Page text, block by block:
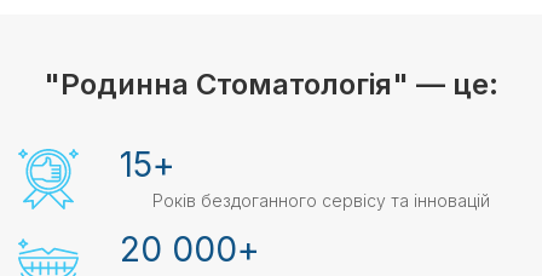
"Родинна Стоматологія" — це:
Років бездоганного сервісу та інновацій
15+
20 000+